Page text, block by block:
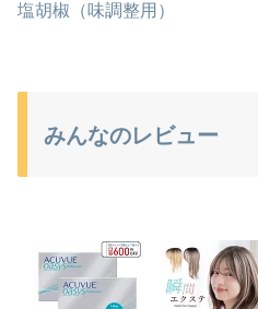
塩胡椒（味調整用）
みんなのレビュー